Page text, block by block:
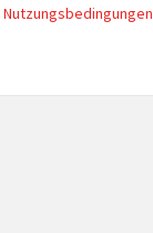
Nutzungsbedingungen